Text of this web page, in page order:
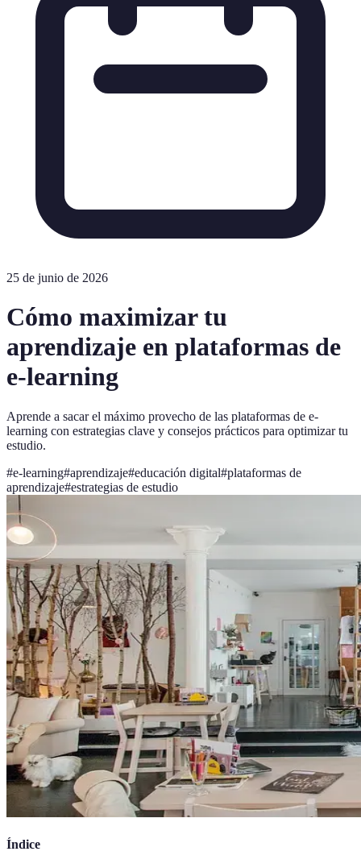
25 de junio de 2026
Cómo maximizar tu
aprendizaje en plataformas de
e-learning
Aprende a sacar el máximo provecho de las plataformas de e-
learning con estrategias clave y consejos prácticos para optimizar tu
estudio.
#e-learning#aprendizaje#educación digital#plataformas de
aprendizaje#estrategias de estudio
Índice